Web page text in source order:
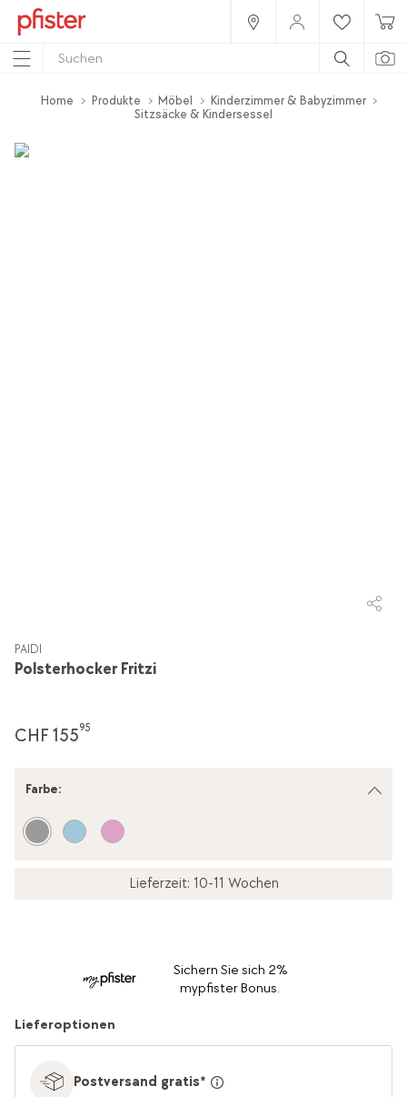
Home Produkte Möbel
Kinderzimmer & Babyzimmer
Sitzsäcke & Kindersessel
Polsterhocker Fritzi
PAIDI
CHF 15595
Farbe:
Lieferzeit: 10-11 Wochen
Sichern Sie sich 2%
mypfister Bonus.
Lieferoptionen
Postversand gratis*